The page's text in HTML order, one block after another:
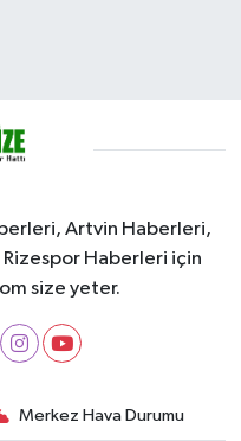
Artvin Haberleri,
Haberleri için
size yeter.
Merkez Hava Durumu